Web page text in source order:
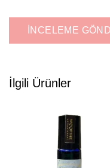
İlgili Ürünler